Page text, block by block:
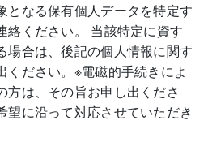
となる保有個人データを特定す
絡ください。 当該特定に資す
場合は、後記の個人情報に関す
ください。※電磁的手続きによ
方は、その旨お申し出くださ
望に沿って対応させていただき